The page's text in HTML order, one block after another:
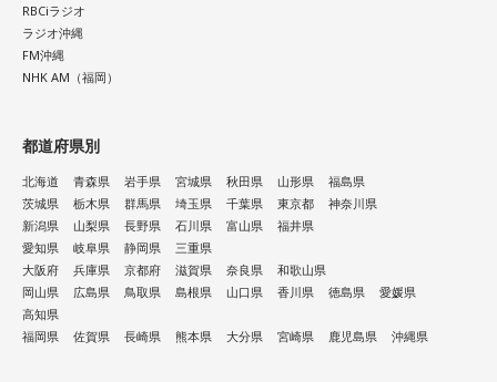
自己分析することで、メカニズムが分かるから」だそうで
す。先生の話に、出演者全員すっかり聞き入ってしまいまし
た。
先生のお話が終わり、今のラジオの話に戻りました。「面白
い番組を見つけるにはどうすればいいか」という話になり、
やきそばかおるさんが1週間かけて作ったという、手作りの表
を公開しました。日曜22時から22時30分の間に放送されてい
る番組のタイトルを、「ジュニア向け⇔シニア向け」「トー
ク中心⇔音楽中心」で分けた分布図です。”日曜22時”にした
のは、この時間はAMもFMも同時ネットの番組が少なく、
RBCiラジオ
ラジオ沖縄
FM沖縄
NHK AM（福岡）
都道府県別
北海道 青森県 岩手県 宮城県 秋田県 山形県
福島県
茨城県
栃木県 群馬県 埼玉県 千葉県 東京都
神奈川県
新潟県
山梨県 長野県 石川県 富山県
福井県
愛知県
岐阜県 静岡県
三重県
大阪府
兵庫県 京都府 滋賀県 奈良県
和歌山県
岡山県
広島県 鳥取県 島根県 山口県 香川県 徳島県
愛媛県
高知県
福岡県
佐賀県 長崎県 熊本県 大分県 宮崎県 鹿児島県 沖縄県